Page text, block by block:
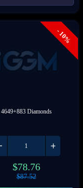
- 10%
4649+883 Diamonds
$78.76
$87.52